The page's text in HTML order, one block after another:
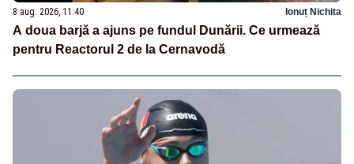
8 aug. 2026, 11:40 Ionuț Nichita
A doua barjă a ajuns pe fundul Dunării. Ce urmează
pentru Reactorul 2 de la Cernavodă